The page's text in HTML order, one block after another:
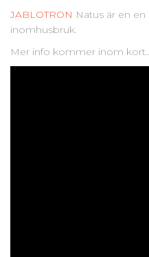
JABLOTRON Natus är en
inomhusbruk.
Mer info kommer inom